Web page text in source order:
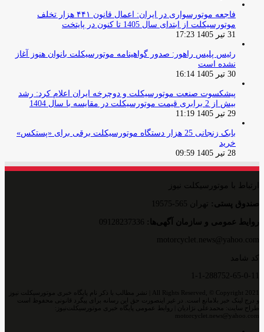
فاجعه موتورسواری در ایران: اعمال قانون ۴۴۱ هزار تخلف
موتورسیکلت از ابتدای سال 1405 تا کنون در پایتخت
31 تیر 1405 17:23
رئیس پلیس راهور: صدور گواهینامه موتورسیکلت بانوان هنوز آغاز
نشده است
30 تیر 1405 16:14
پیشکسوت صنعت موتورسیکلت و دوچرخه ایران اعلام کرد: رشد
بیش از 2 برابری قیمت موتورسیکلت در مقایسه با سال 1404
29 تیر 1405 11:19
بابک زنجانی 25 هزار دستگاه موتورسیکلت برقی برای «پستکس»
خرید
28 تیر 1405 09:59
ارتباط با موتورسیکلت نیوز
صندوق پستی: تهران 565-19575
روایط عمومی و سازمان آگهی‌ها:
motorcyclet.news@yahoo.com
کد شامد
1-1-288752-65-0-11
All Rights Reserved, © Copyright 2021 | نشر مطالب با ذکر نام پایگاه خبری موتورسیکلت نیوز
و درج لینک خبر بلامانع است. در غیر اینصورت حق این رسانه برای پیگرد قانونی محفوظ است
طراح سایت: محمدعلی نژادیان | روابط عمومی پایگاه خبری موتورسیکلت‌نیوز:
motorcyclet.news@yahoo.com